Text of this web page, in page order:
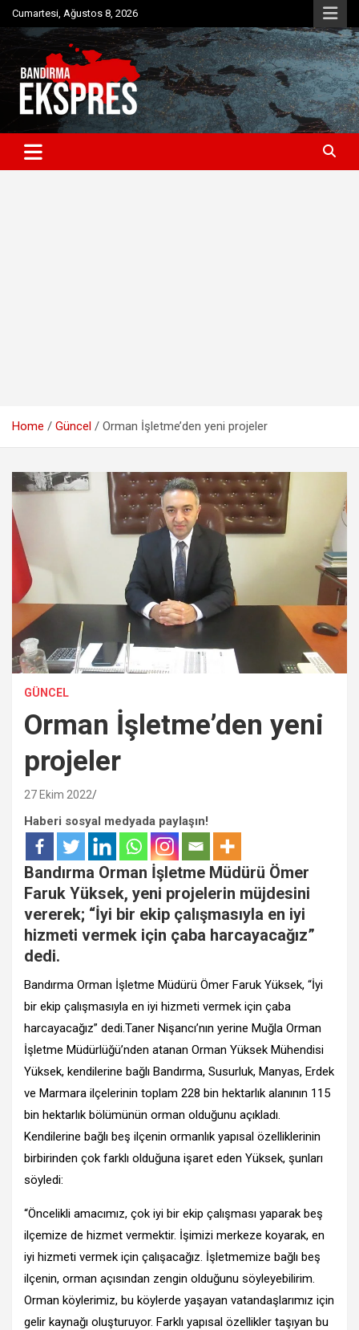
Skip
to
content
Cumartesi, Ağustos 8, 2026
Bandırma Ekspres
Bandırma'dan güncel haberler
Home Güncel Orman İşletme’den yeni projeler
GÜNCEL
Orman İşletme’den yeni
projeler
27 Ekim 2022
Haberi sosyal medyada paylaşın!
Bandırma Orman İşletme Müdürü Ömer
Faruk Yüksek, yeni projelerin müjdesini
vererek; “İyi bir ekip çalışmasıyla en iyi
hizmeti vermek için çaba harcayacağız”
dedi.
Bandırma Orman İşletme Müdürü Ömer Faruk Yüksek, “İyi
bir ekip çalışmasıyla en iyi hizmeti vermek için çaba
harcayacağız” dedi.Taner Nişancı’nın yerine Muğla Orman
İşletme Müdürlüğü’nden atanan Orman Yüksek Mühendisi
Yüksek, kendilerine bağlı Bandırma, Susurluk, Manyas, Erdek
ve Marmara ilçelerinin toplam 228 bin hektarlık alanının 115
bin hektarlık bölümünün orman olduğunu açıkladı.
Kendilerine bağlı beş ilçenin ormanlık yapısal özelliklerinin
birbirinden çok farklı olduğuna işaret eden Yüksek, şunları
söyledi:
“Öncelikli amacımız, çok iyi bir ekip çalışması yaparak beş
ilçemize de hizmet vermektir. İşimizi merkeze koyarak, en
iyi hizmeti vermek için çalışacağız. İşletmemize bağlı beş
ilçenin, orman açısından zengin olduğunu söyleyebilirim.
Orman köylerimiz, bu köylerde yaşayan vatandaşlarımız için
gelir kaynağı oluşturuyor. Farklı yapısal özellikler taşıyan bu